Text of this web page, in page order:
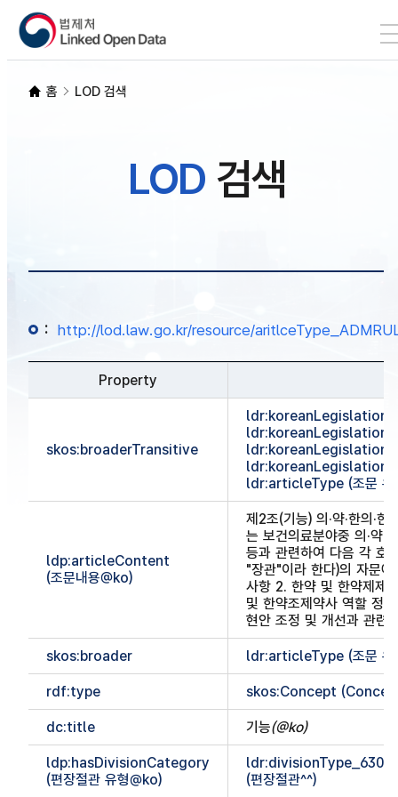
LOD 검색
홈 LOD 검색
LOD검색
: http://lod.law.go.kr/resource/
Property
skos:broaderTransitive
ldr:articleType (조문 유
ldp:articleContent
(조문내용@ko)
제2조(기능) 의·약·한의·
는 보건의료분야중 의·약·
등과 관련하여 다음 각 호
"장관"이라 한다)의 자문
사항 2. 한약 및 한약제제
및 한약조제약사 역할 정
현안 조정 및 개선과 관련
skos:broader ldr:articleType (조문 유
rdf:type skos:Concept
dc:title 기능(@ko)
ldp:hasDivisionCategory
(편장절관 유형@ko)
(편장절관^^)